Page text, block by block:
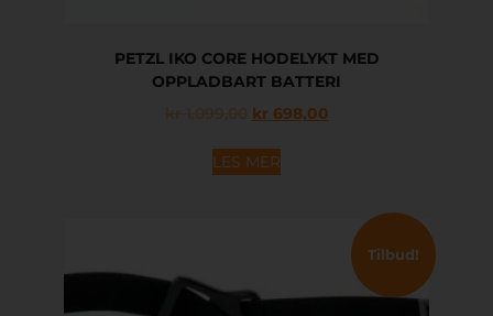
PETZL IKO CORE HODELYKT MED
OPPLADBART BATTERI
kr698,00
LES MER
Tilbud!